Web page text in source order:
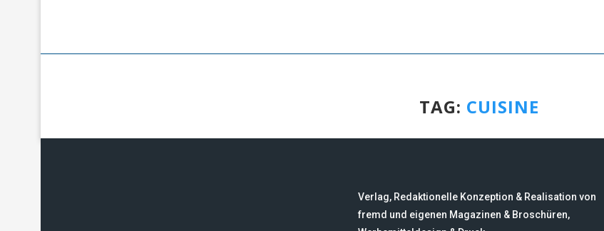
TAG: CUISINE
Verlag, Redaktionelle Konzeption & Realisation von
fremd und eigenen Magazinen & Broschüren,